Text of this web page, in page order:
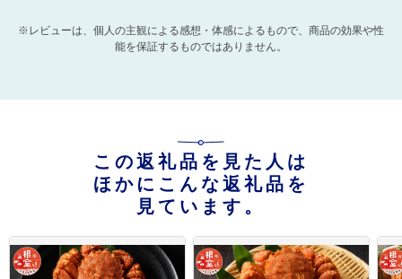
※レビューは、個人の主観による感想・体感によるもので、商品の効果や性
能を保証するものではありません。
この返礼品を見た人は
ほかにこんな返礼品を
見ています。